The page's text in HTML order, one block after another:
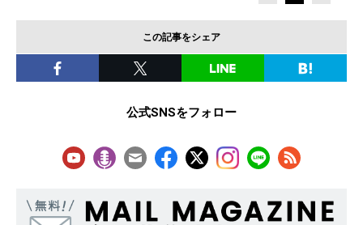
この記事をシェア
公式SNSをフォロー